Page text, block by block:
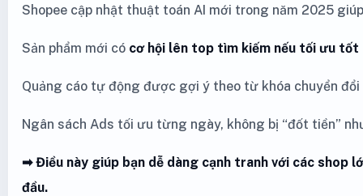
Shopee cập nhật thuật toán AI mới trong năm 2025
Sản phẩm mới có cơ hội lên top tìm kiếm nếu tối ưu
Quảng cáo tự động được gợi ý theo từ khóa chuyển đổi
Ngân sách Ads tối ưu từng ngày, không bị “đốt tiền”
➡ Điều này giúp bạn dễ dàng cạnh tranh với các shop
đầu.